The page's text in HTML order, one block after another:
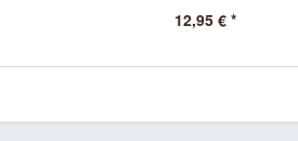
12,95 € *